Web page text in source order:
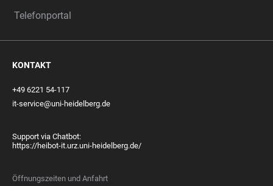
Telefonportal
KONTAKT
+49 6221 54-117
it-service@uni-heidelberg.de
Support via Chatbot:
https://heibot-it.urz.uni-heidelberg.de/
Öffnungszeiten und Anfahrt